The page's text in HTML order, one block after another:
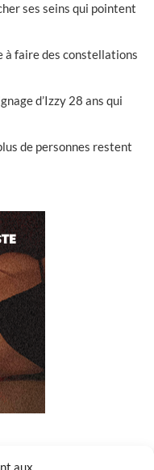
aux
ses seins qui pointent
à faire des constellations
d’Izzy 28 ans qui
de personnes restent